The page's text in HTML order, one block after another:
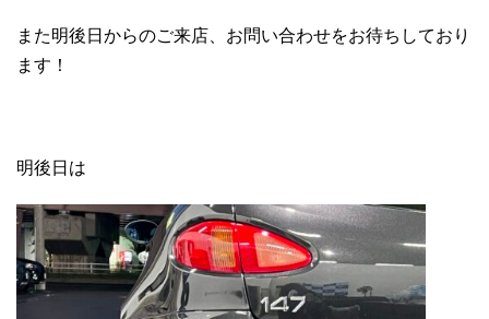
また明後日からのご来店、お問い合わせをお待ちしており
ます！
明後日は